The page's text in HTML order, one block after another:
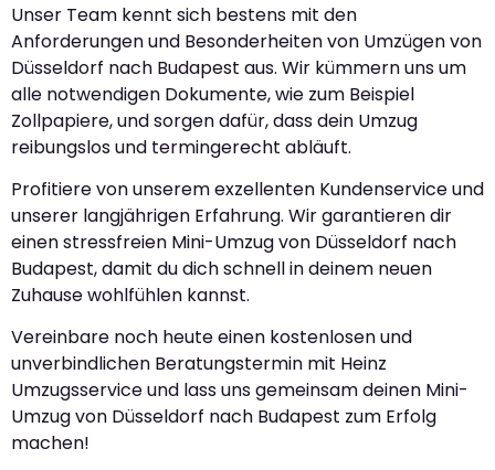
Unser Team kennt sich bestens mit den
Anforderungen und Besonderheiten von Umzügen von
Düsseldorf nach Budapest aus. Wir kümmern uns um
alle notwendigen Dokumente, wie zum Beispiel
Zollpapiere, und sorgen dafür, dass dein Umzug
reibungslos und termingerecht abläuft.
Profitiere von unserem exzellenten Kundenservice und
unserer langjährigen Erfahrung. Wir garantieren dir
einen stressfreien Mini-Umzug von Düsseldorf nach
Budapest, damit du dich schnell in deinem neuen
Zuhause wohlfühlen kannst.
Vereinbare noch heute einen kostenlosen und
unverbindlichen Beratungstermin mit Heinz
Umzugsservice und lass uns gemeinsam deinen Mini-
Umzug von Düsseldorf nach Budapest zum Erfolg
machen!